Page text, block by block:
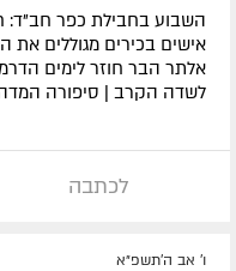
השבוע בחבילת כפר חב"ד:
אישים בכירים מגוללים
אלתר הבר חוזר לימים
לשדה הקרב | סיפורה
לכתבה
ו' אב ה׳תשפ״א